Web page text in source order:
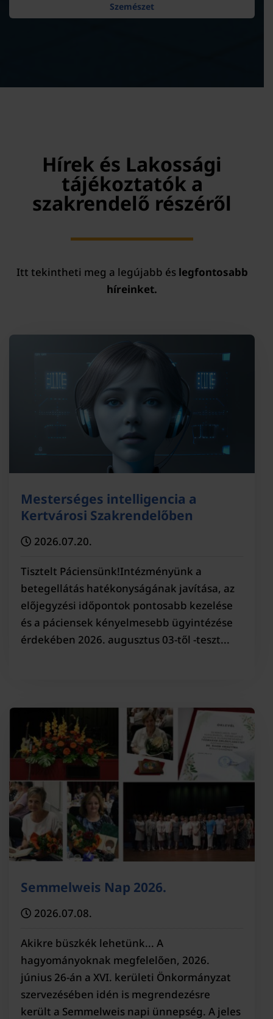
Szemészet
Hírek és Lakossági
tájékoztatók a
szakrendelő részéről
Itt tekintheti meg a legújabb éslegfontosabb
híreinket.
Mesterséges intelligencia a
Kertvárosi Szakrendelőben
2026.07.20.
Tisztelt Páciensünk!Intézményünk a
betegellátás hatékonyságának javítása, az
előjegyzési időpontok pontosabb kezelése
és a páciensek kényelmesebb ügyintézése
érdekében 2026. augusztus 03-től -teszt...
Semmelweis Nap 2026.
2026.07.08.
Akikre büszkék lehetünk... A
hagyományoknak megfelelően, 2026.
június 26-án a XVI. kerületi Önkormányzat
szervezésében idén is megrendezésre
került a Semmelweis napi ünnepség. A jeles